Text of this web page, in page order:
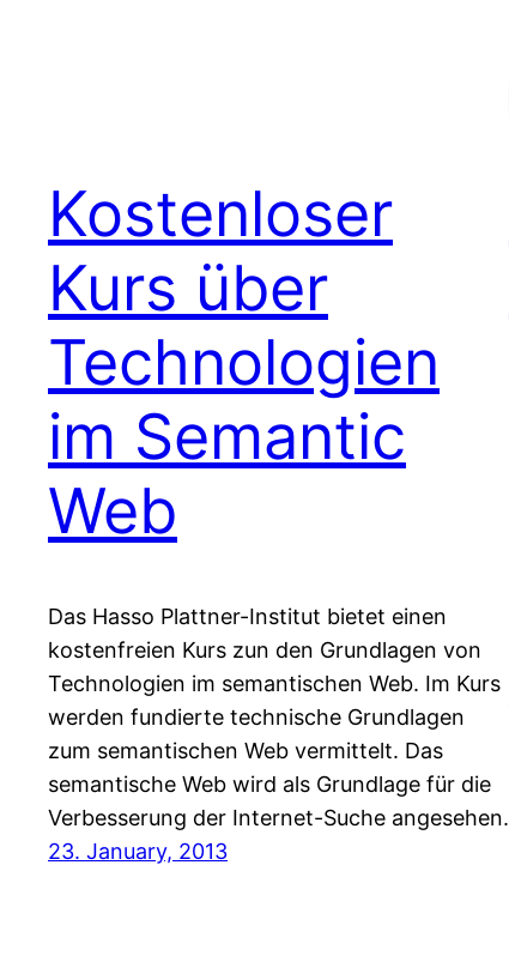
Kostenloser
Kurs über
Technologien
im Semantic
Web
Das Hasso Plattner-Institut bietet einen
kostenfreien Kurs zun den Grundlagen von
Technologien im semantischen Web. Im Kurs
werden fundierte technische Grundlagen
zum semantischen Web vermittelt. Das
semantische Web wird als Grundlage für die
Verbesserung der Internet-Suche angesehen.
23. January, 2013